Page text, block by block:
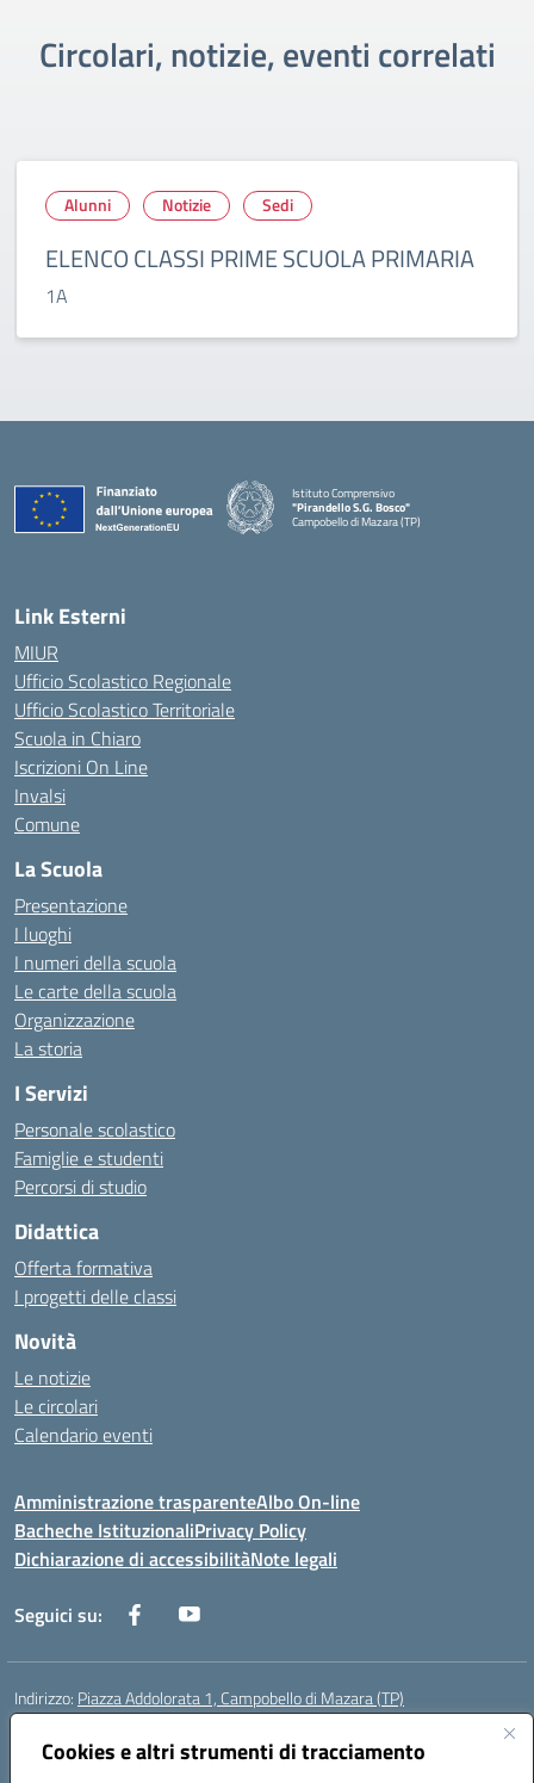
Cookies e altri strumenti di tracciamento
Circolari, notizie, eventi correlati
Alunni Notizie Sedi
ELENCO CLASSI PRIME SCUOLA PRIMARIA
1A
Istituto Comprensivo
"Pirandello S.G. Bosco"
Campobello di Mazara (TP)
— Visita la pagina iniziale della scuola
Link Esterni
MIUR
Ufficio Scolastico Regionale
Ufficio Scolastico Territoriale
Scuola in Chiaro
Iscrizioni On Line
Invalsi
Comune
La Scuola
Presentazione
I luoghi
I numeri della scuola
Le carte della scuola
Organizzazione
La storia
I Servizi
Personale scolastico
Famiglie e studenti
Percorsi di studio
Didattica
Offerta formativa
I progetti delle classi
Novità
Le notizie
Le circolari
Calendario eventi
Amministrazione trasparenteAlbo On-line
Bacheche IstituzionaliPrivacy Policy
Dichiarazione di accessibilitàNote legali
Seguici su:
Indirizzo: Piazza Addolorata 1, Campobello di Mazara (TP)
Centralino:
Posta elettronica certificata (PEC):tpic81800e@pec.istruzione.it